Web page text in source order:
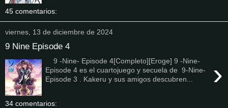
45 comentarios:
viernes, 13 de diciembre de 2024
9 Nine Episode 4
›
9 -Nine- Episode 4[Completo][Eroge] 9 -Nine-
Episode 4 es el cuartojuego y secuela de 9-Nine-
Episode 3 . Kakeru y sus amigos descubren...
34 comentarios: